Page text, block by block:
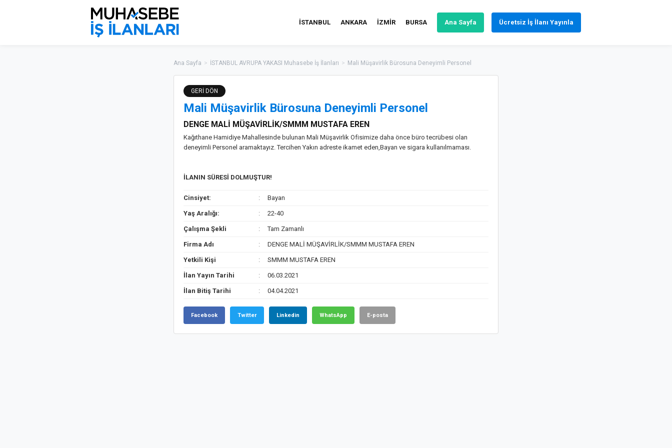
İSTANBUL ANKARA İZMİR BURSA Ana Sayfa Ücretsiz İş İlanı Yayınla
Ana Sayfa > İSTANBUL AVRUPA YAKASI Muhasebe İş İlanları > Mali Müşavirlik Bürosuna Deneyimli Personel
GERİ DÖN
Mali Müşavirlik Bürosuna Deneyimli Personel
DENGE MALİ MÜŞAVİRLİK/SMMM MUSTAFA EREN
Kağıthane Hamidiye Mahallesinde bulunan Mali Müşavirlik Ofisimize daha önce büro tecrübesi olan
deneyimli Personel aramaktayız. Tercihen Yakın adreste ikamet eden,Bayan ve sigara kullanılmaması.
İLANIN SÜRESİ DOLMUŞTUR!
Cinsiyet: Bayan
Yaş Aralığı: 22-40
Çalışma Şekli Tam Zamanlı
Firma Adı DENGE MALİ MÜŞAVİRLİK/SMMM MUSTAFA EREN
Yetkili Kişi SMMM MUSTAFA EREN
İlan Yayın Tarihi 06.03.2021
İlan Bitiş Tarihi 04.04.2021
Facebook Twitter Linkedin WhatsApp E-posta